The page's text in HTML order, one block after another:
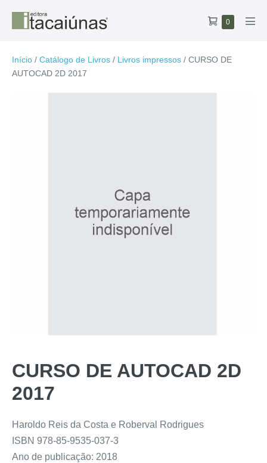
conteúdo
Carrinho
0Itens
Início / Catálogo de Livros / Livros impressos / CURSO DE
AUTOCAD 2D 2017
CURSO DE AUTOCAD 2D
2017
Haroldo Reis da Costa e Roberval Rodrigues
ISBN 978-85-9535-037-3
Ano de publicação: 2018